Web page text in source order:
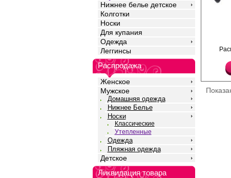
Нижнее белье детское
Колготки
Носки
Для купания
Одежда
Леггинсы
Распродажа
Женское
Мужское
Домашняя одежда
Нижнее Белье
Носки
Классические
Утепленные
Одежда
Пляжная одежда
Детское
Ликвидация товара
Классические теплые
носки в рубчик.
полиэстера,
и форму изделия,
износостойкостью,
тепло, пропускающей
усиливает тепло
Кеттельный
дополнительного
Повседневные носки
с удобной посадкой,
Полиамид 9%
Шерсть 15%
Полиакрил 75%
Эластан 1%